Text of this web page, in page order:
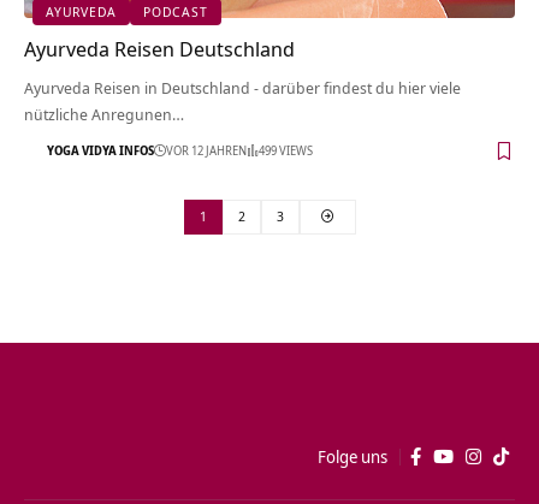
AYURVEDA PODCAST
Ayurveda Reisen Deutschland
Ayurveda Reisen in Deutschland - darüber findest du hier viele
nützliche Anregunen…
YOGA VIDYA INFOS VOR 12 JAHREN 499 VIEWS
1 2 3
Folge uns